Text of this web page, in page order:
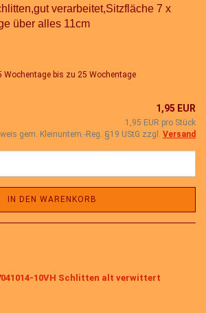
verarbeitet,Sitzfläche 7 x
über alles 11cm
bis zu 25 Wochentage
1,95 EUR
1,95 EUR pro Stück
gem. Kleinuntern.-Reg. §19 UStG zzgl. Versand
IN DEN WARENKORB